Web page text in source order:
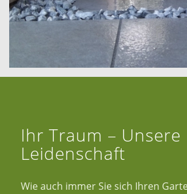
Ihr Traum – Unsere
Leidenschaft
Wie auch immer Sie sich Ihren